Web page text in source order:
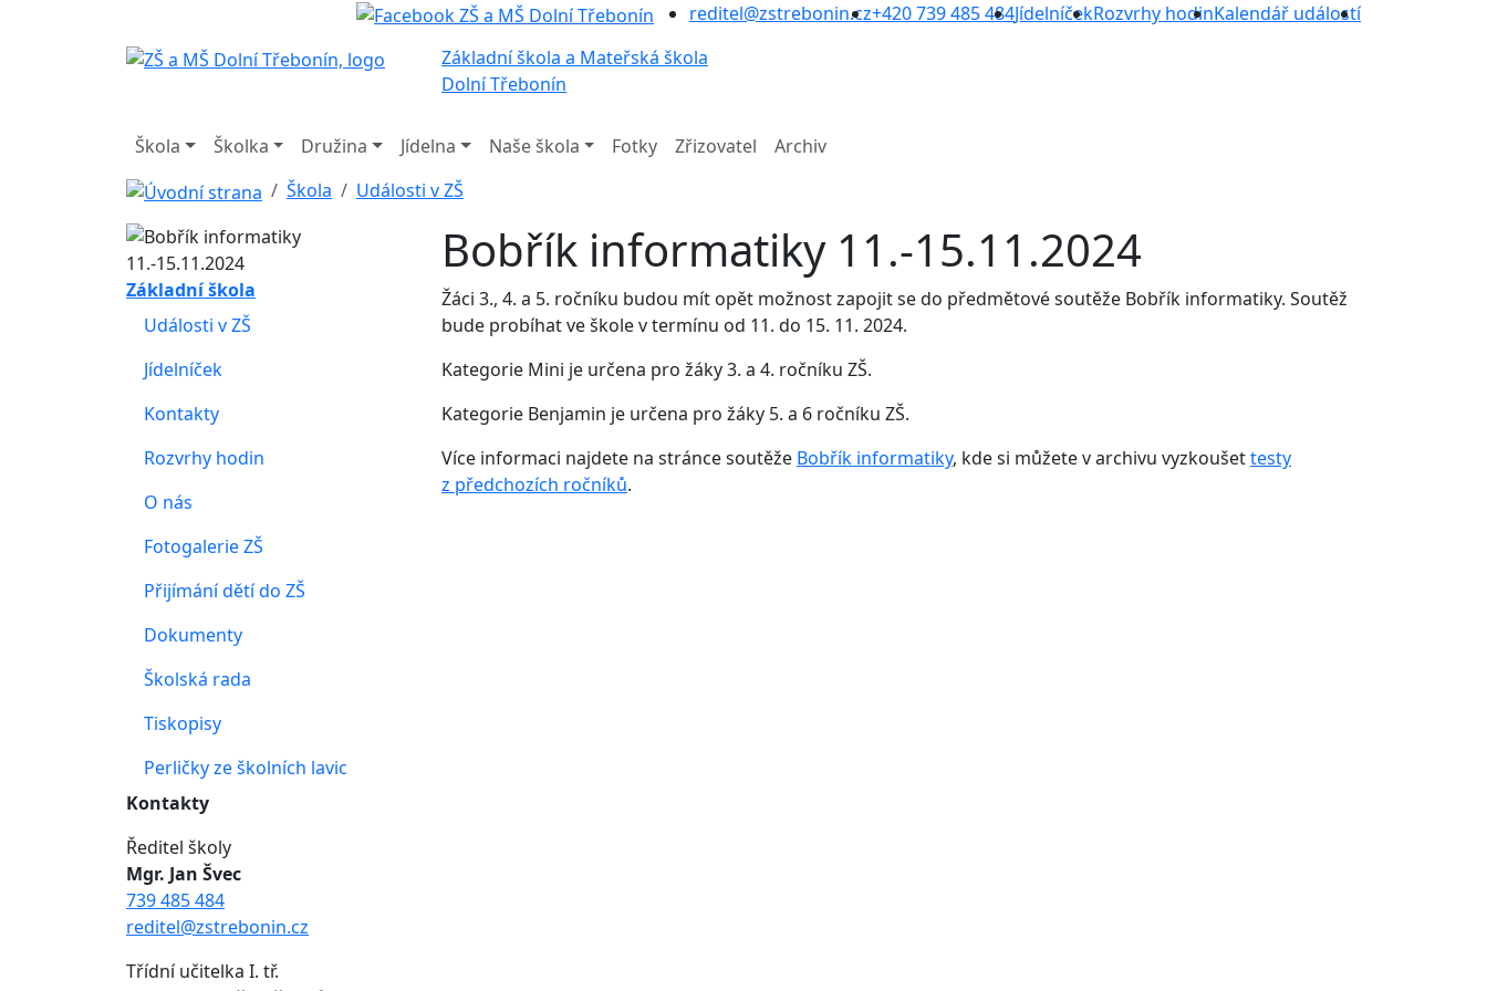
reditel@zstrebonin.cz+420 739 485 484JídelníčekRozvrhy hodinKalendář událostí
Základní škola a Mateřská škola
Dolní Třebonín
Škola Školka Družina Jídelna Naše škola Fotky Zřizovatel
Archiv
Škola
Události v ZŠ
Bobřík informatiky 11.-15.11.2024
Žáci 3., 4. a 5. ročníku budou mít opět možnost zapojit se do předmětové soutěže Bobřík informatiky. Soutěž
bude probíhat ve škole v termínu od 11. do 15. 11. 2024.
Kategorie Mini je určena pro žáky 3. a 4. ročníku ZŠ.
Kategorie Benjamin je určena pro žáky 5. a 6 ročníku ZŠ.
Více informaci najdete na stránce soutěže Bobřík informatiky, kde si můžete v archivu vyzkoušettesty
z předchozích ročníků.
Základní škola
Události v ZŠ
Jídelníček
Kontakty
Rozvrhy hodin
O nás
Fotogalerie ZŠ
Přijímání dětí do ZŠ
Dokumenty
Školská rada
Tiskopisy
Perličky ze školních lavic
Kontakty
Ředitel školy
Mgr. Jan Švec
739 485 484
reditel@zstrebonin.cz
Třídní učitelka I. tř.